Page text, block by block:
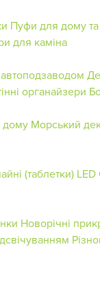
Пуфи для дому
для каміна
органайзери
дому Морський
(таблетки) LED
Новорічні